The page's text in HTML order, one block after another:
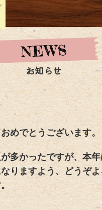
お知らせ
めでとうございます。
多かったですが、本
りますよう、どうぞ